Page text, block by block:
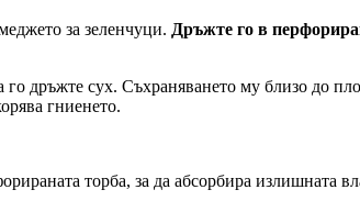
за зеленчуци. Дръжте го в
дръжте сух. Съхраняването му близо до
гниенето.
торба, за да абсорбира излишната